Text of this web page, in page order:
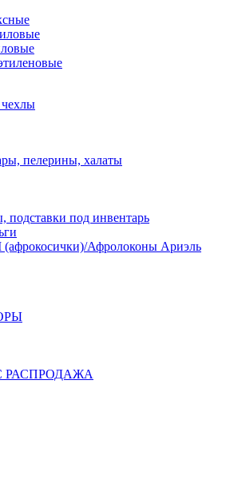
пелерины, халаты
подставки под инвентарь
Афролоконы Ариэль
РАСПРОДАЖА